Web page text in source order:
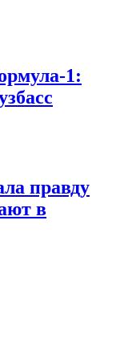
1:
правду
в